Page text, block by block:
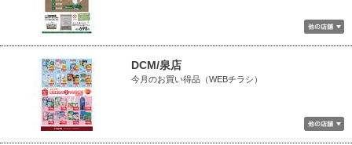
DCM/泉店
今月のお買い得品（WEBチラシ）